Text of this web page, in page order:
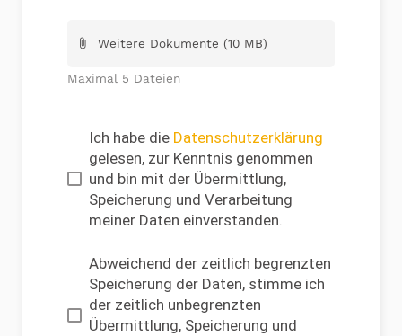
attach_file Weitere Dokumente (10 MB)
Maximal 5 Dateien
Ich habe die Datenschutzerklärung
gelesen, zur Kenntnis genommen
und bin mit der Übermittlung,
Speicherung und Verarbeitung
meiner Daten einverstanden.
Abweichend der zeitlich begrenzten
Speicherung der Daten, stimme ich
der zeitlich unbegrenzten
Übermittlung, Speicherung und